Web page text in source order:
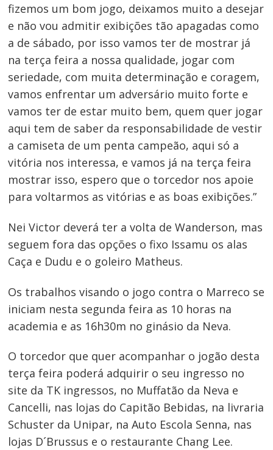
fizemos um bom jogo, deixamos muito a desejar
e não vou admitir exibições tão apagadas como
a de sábado, por isso vamos ter de mostrar já
na terça feira a nossa qualidade, jogar com
seriedade, com muita determinação e coragem,
vamos enfrentar um adversário muito forte e
vamos ter de estar muito bem, quem quer jogar
aqui tem de saber da responsabilidade de vestir
a camiseta de um penta campeão, aqui só a
vitória nos interessa, e vamos já na terça feira
mostrar isso, espero que o torcedor nos apoie
para voltarmos as vitórias e as boas exibições.”
Nei Victor deverá ter a volta de Wanderson, mas
seguem fora das opções o fixo Issamu os alas
Caça e Dudu e o goleiro Matheus.
Os trabalhos visando o jogo contra o Marreco se
iniciam nesta segunda feira as 10 horas na
academia e as 16h30m no ginásio da Neva.
O torcedor que quer acompanhar o jogão desta
terça feira poderá adquirir o seu ingresso no
site da TK ingressos, no Muffatão da Neva e
Cancelli, nas lojas do Capitão Bebidas, na livraria
Schuster da Unipar, na Auto Escola Senna, nas
lojas D´Brussus e o restaurante Chang Lee.
Navegação
de
Post